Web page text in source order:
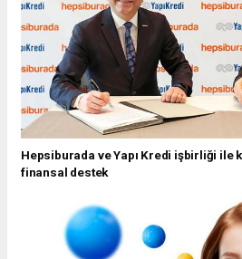
Hepsiburada ve Yapı Kredi işbirliği ile
finansal destek